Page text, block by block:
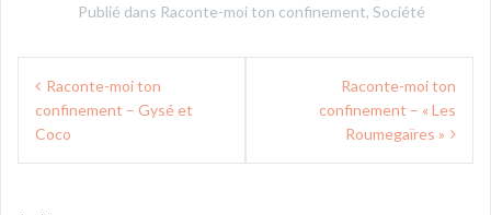
Publié dans Raconte-moi ton confinement, Société
Navigation
de
l’article
Raconte-moi ton
confinement – Gysé et
Coco
Raconte-moi ton
confinement – « Les
Roumegaïres »